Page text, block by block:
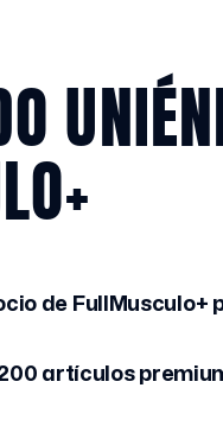
de
artículos